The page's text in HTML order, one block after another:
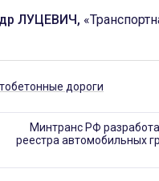
ЛУЦЕВИЧ,
дороги
Минтранс РФ
реестра автомобильных